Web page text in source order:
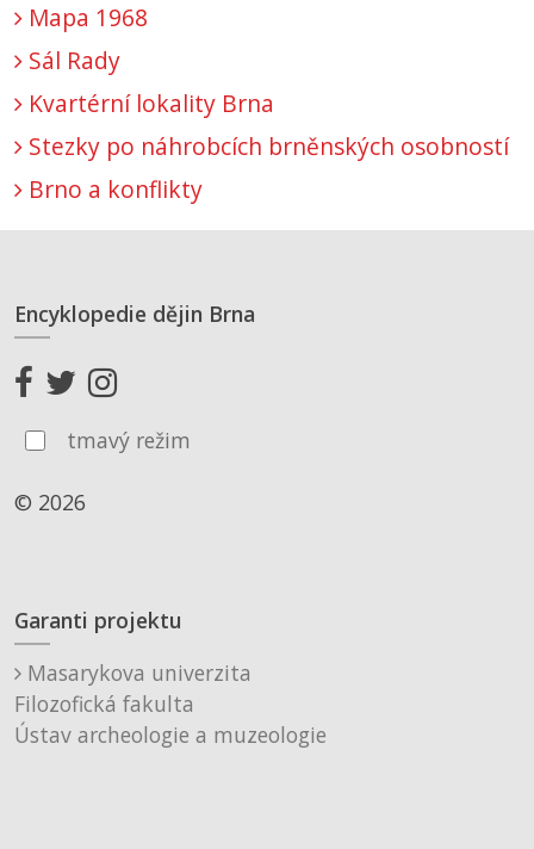
Mapa 1968
Sál Rady
Kvartérní lokality Brna
Stezky po náhrobcích brněnských osobností
Brno a konflikty
Encyklopedie dějin Brna
tmavý režim
© 2026
Garanti projektu
Masarykova univerzita
Filozofická fakulta
Ústav archeologie a muzeologie